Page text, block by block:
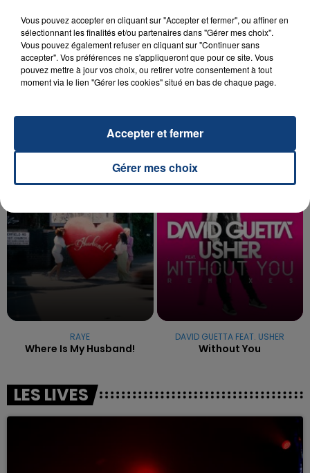
20 juillet 2026
UNE ADOLESCENTE DEVANT SE FAIRE
OPÉRER DE LA CHEVILLE RESSORT DE LA...
reconnu sa responsabilité et présenté ses
TITRES DIFFUSÉS
RAYE
Where Is My Husband!
DAVID GUETTA FEAT. USHER
Without You
LES LIVES
Vous pouvez accepter en cliquant sur "Accepter et fermer", ou affiner en
sélectionnant les finalités et/ou partenaires dans "Gérer mes choix".
Vous pouvez également refuser en cliquant sur "Continuer sans
accepter". Vos préférences ne s'appliqueront que pour ce site. Vous
pouvez mettre à jour vos choix, ou retirer votre consentement à tout
moment via le lien "Gérer les cookies" situé en bas de chaque page.
Gérer mes choix
Accepter et fermer